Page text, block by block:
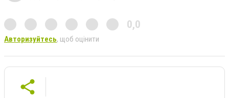
0,0
Авторизуйтесь, щоб оцінити